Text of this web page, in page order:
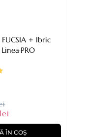
+ Ibric
ÎN COȘ